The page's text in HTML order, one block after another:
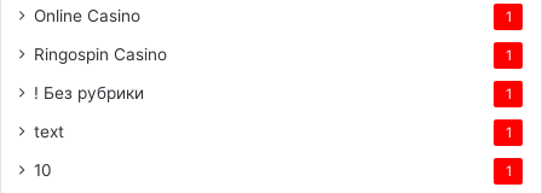
Online Casino 1
Ringospin Casino 1
! Без рубрики 1
text 1
10 1